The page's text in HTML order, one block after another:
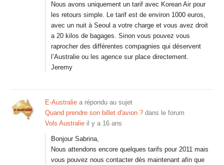
Nous avons uniquement un tarif avec Korean Air pour
les retours simple. Le tarif est de environ 1000 euros,
avec un nuit à Seoul a votre charge et vous avez droit
a 20 kilos de bagages. Sinon vous pouvez vous
raprocher des différentes compagnies qui déservent
l’Australie ou les agence sur place directement.
Jeremy
E-Australie a répondu au sujet
Quand prendre son billet d'avion ? dans le forum
Vols Australie il y a 16 ans
Bonjour Sabrina,
Nous attendons encore quelques tarifs pour 2011 mais
vous pouvez nous contacter dès maintenant afin que